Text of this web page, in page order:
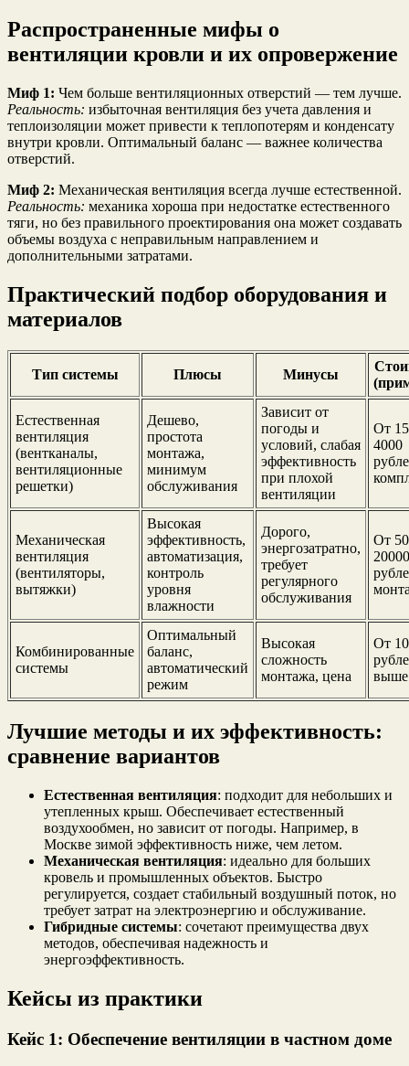
Распространенные мифы о
вентиляции кровли и их опровержение
Миф 1: Чем больше вентиляционных отверстий — тем лучше.
Реальность: избыточная вентиляция без учета давления и
теплоизоляции может привести к теплопотерям и конденсату
внутри кровли. Оптимальный баланс — важнее количества
отверстий.
Миф 2: Механическая вентиляция всегда лучше естественной.
Реальность: механика хороша при недостатке естественного
тяги, но без правильного проектирования она может создавать
объемы воздуха с неправильным направлением и
дополнительными затратами.
Практический подбор оборудования и
материалов
Тип системы Плюсы Минусы
Естественная
вентиляция
(вентканалы,
вентиляционные
решетки)
Дешево,
простота
монтажа,
минимум
обслуживания
Зависит от
погоды и
условий, слабая
эффективность
при плохой
вентиляции
От
4000
Механическая
вентиляция
(вентиляторы,
вытяжки)
Высокая
эффективность,
автоматизация,
контроль
уровня
влажности
Дорого,
энергозатратно,
требует
регулярного
обслуживания
От
20000
Комбинированные
системы
Оптимальный
баланс,
автоматический
режим
Высокая
сложность
монтажа, цена
От
выше
Лучшие методы и их эффективность:
сравнение вариантов
Естественная вентиляция: подходит для небольших и
утепленных крыш. Обеспечивает естественный
воздухообмен, но зависит от погоды. Например, в
Москве зимой эффективность ниже, чем летом.
Механическая вентиляция: идеально для больших
кровель и промышленных объектов. Быстро
регулируется, создает стабильный воздушный поток, но
требует затрат на электроэнергию и обслуживание.
Гибридные системы: сочетают преимущества двух
методов, обеспечивая надежность и
энергоэффективность.
Кейсы из практики
Кейс 1: Обеспечение вентиляции в частном доме